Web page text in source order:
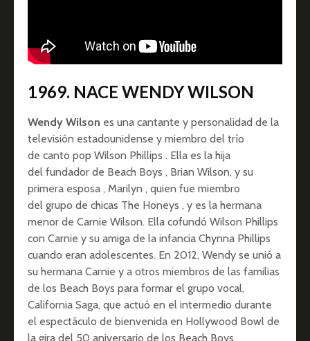
1969. NACE WENDY WILSON
Wendy Wilson es una cantante y personalidad de la
televisión estadounidense y miembro del trío
de canto pop Wilson Phillips . Ella es la hija
del fundador de Beach Boys , Brian Wilson, y su
primera esposa , Marilyn , quien fue miembro
del grupo de chicas The Honeys , y es la hermana
menor de Carnie Wilson. Ella cofundó Wilson Phillips
con Carnie y su amiga de la infancia Chynna Phillips
cuando eran adolescentes. En 2012, Wendy se unió a
su hermana Carnie y a otros miembros de las familias
de los Beach Boys para formar el grupo vocal,
California Saga, que actuó en el intermedio durante
el espectáculo de bienvenida en Hollywood Bowl de
la gira del 50 aniversario de los Beach Boys.